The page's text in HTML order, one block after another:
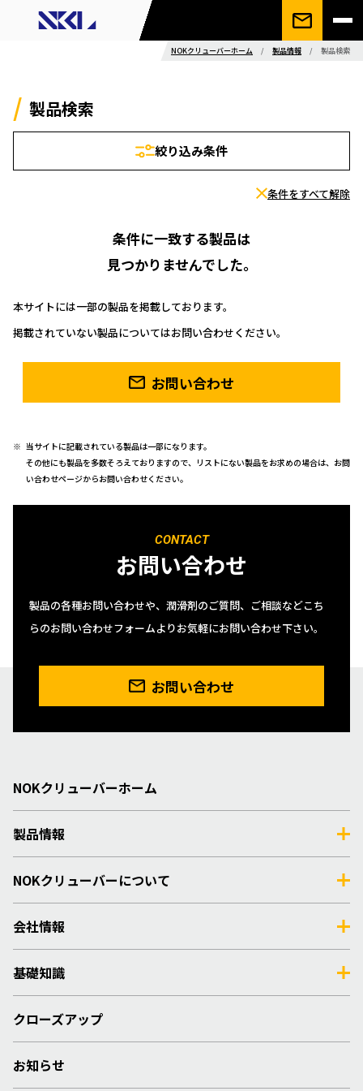
NOKクリューバーホーム / 製品情報 / 製品検索
製品検索
絞り込み条件
条件をすべて解除
条件に一致する製品は
見つかりませんでした。
本サイトには一部の製品を掲載しております。
掲載されていない製品についてはお問い合わせください。
お問い合わせ
当サイトに記載されている製品は一部になります。
その他にも製品を多数そろえておりますので、リストにない製品をお求めの場合は、お問
い合わせページからお問い合わせください。
CONTACT
お問い合わせ
製品の各種お問い合わせや、潤滑剤のご質問、ご相談などこち
らのお問い合わせフォームよりお気軽にお問い合わせ下さい。
お問い合わせ
NOKクリューバーホーム
製品情報
NOKクリューバーについて
会社情報
基礎知識
クローズアップ
お知らせ